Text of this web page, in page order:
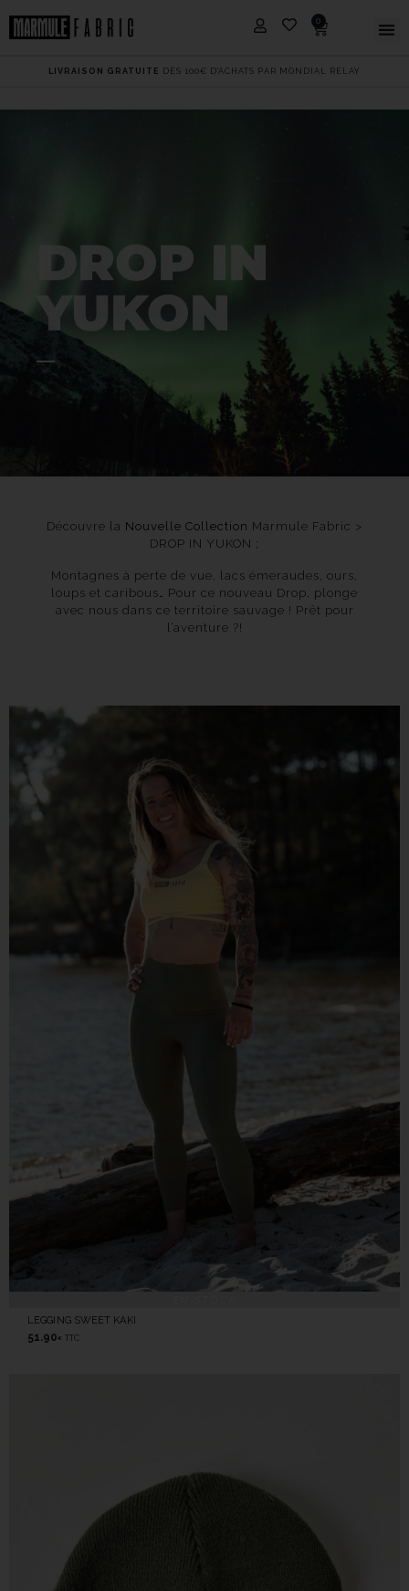
0
LIVRAISON GRATUITE DÈS 100€ D'ACHATS PAR MONDIAL RELAY
DROP IN
YUKON
Découvre la Nouvelle Collection Marmule Fabric >
DROP IN YUKON ;
Montagnes à perte de vue, lacs émeraudes, ours,
loups et caribous… Pour ce nouveau Drop, plonge
avec nous dans ce territoire sauvage ! Prêt pour
l’aventure ?!
LEGGING SWEET KAKI
51.90 € TTC